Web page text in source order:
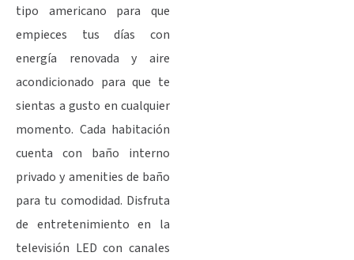
tipo americano para que
empieces tus días con
energía renovada y aire
acondicionado para que te
sientas a gusto en cualquier
momento. Cada habitación
cuenta con baño interno
privado y amenities de baño
para tu comodidad. Disfruta
de entretenimiento en la
televisión LED con canales